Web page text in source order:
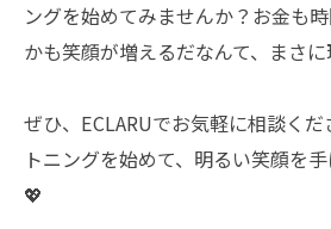
ングを始めてみませんか？お金も
かも笑顔が増えるだなんて、まさ
ぜひ、ECLARUでお気軽に相談く
トニングを始めて、明るい笑顔を
💖